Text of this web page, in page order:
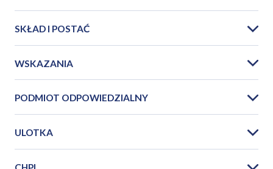
SKŁAD I POSTAĆ
WSKAZANIA
PODMIOT ODPOWIEDZIALNY
ULOTKA